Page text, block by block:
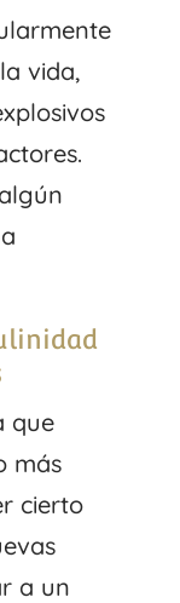
vida,
que
más
cierto
a un